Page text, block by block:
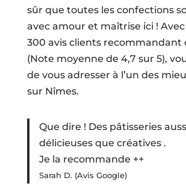
sûr que toutes les confections
avec amour et maîtrise ici !
300 avis clients recommandant
(Note moyenne de 4,7 sur 5),
de vous adresser à l’un des
sur Nîmes.
Que dire ! Des pâtisseries
délicieuses que créatives .
Je la recommande ++
Sarah D. (Avis Google)